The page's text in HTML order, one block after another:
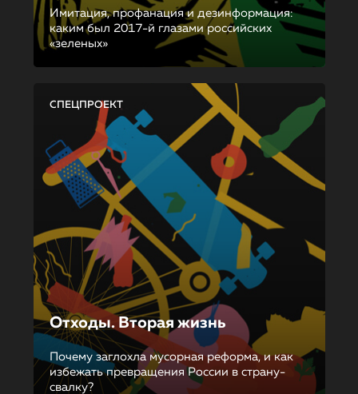
Имитация, профанация и дезинформация:
каким был 2017-й глазами российских
«зеленых»
СПЕЦПРОЕКТ
Отходы. Вторая жизнь
Почему заглохла мусорная реформа, и как
избежать превращения России в страну-
свалку?